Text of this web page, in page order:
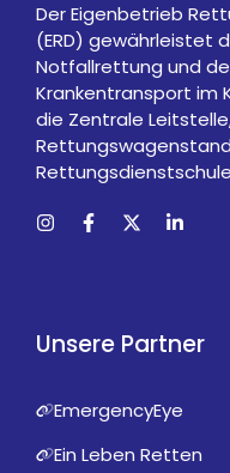
Der Eigenbetrieb
(ERD) gewährleistet
Notfallrettung und
Krankentransport im
die Zentrale
Unsere Partner
EmergencyEye
Ein Leben Retten